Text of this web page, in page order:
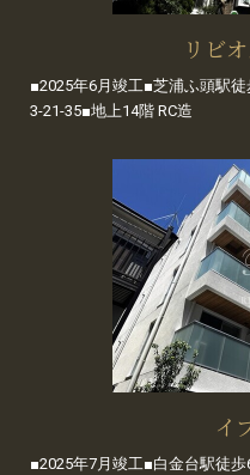
リビ
■2025年6月竣工■芝浦ふ頭駅
3-21-35■地上14階 RC造
イ
■2025年7月竣工■白金台駅徒